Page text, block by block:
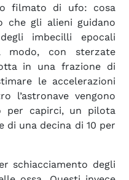
filmato di ufo: cosa
che gli alieni guidano
imbecilli epocali
modo, con sterzate
in una frazione di
le accelerazioni
l’astronave vengono
per capirci, un pilota
di una decina di 10 per
schiacciamento degli